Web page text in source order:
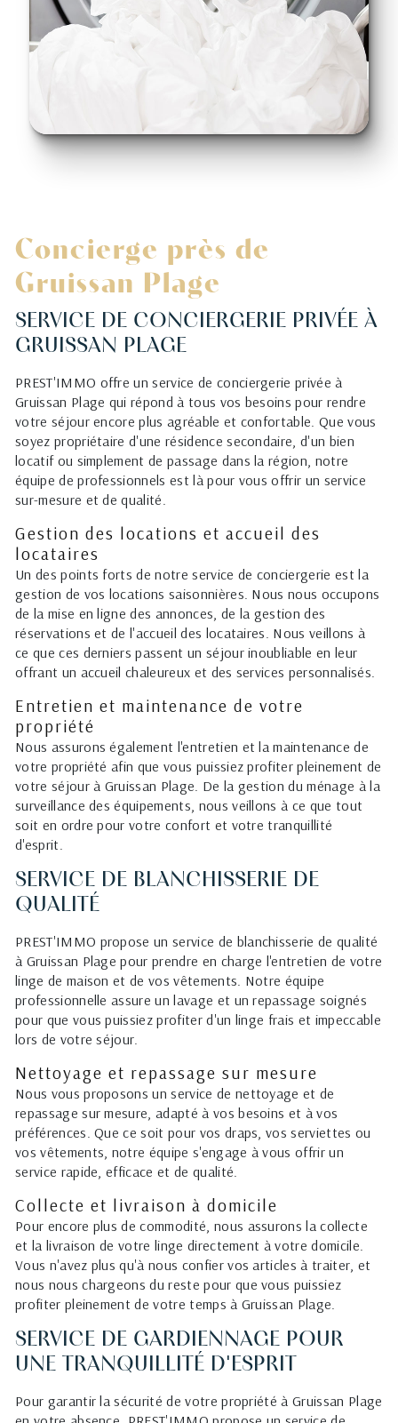
Concierge près de
Gruissan Plage
SERVICE DE CONCIERGERIE PRIVÉE À
GRUISSAN PLAGE
PREST'IMMO offre un service de conciergerie privée à
Gruissan Plage qui répond à tous vos besoins pour rendre
votre séjour encore plus agréable et confortable. Que vous
soyez propriétaire d'une résidence secondaire, d'un bien
locatif ou simplement de passage dans la région, notre
équipe de professionnels est là pour vous offrir un service
sur-mesure et de qualité.
Gestion des locations et accueil des
locataires
Un des points forts de notre service de conciergerie est la
gestion de vos locations saisonnières. Nous nous occupons
de la mise en ligne des annonces, de la gestion des
réservations et de l'accueil des locataires. Nous veillons à
ce que ces derniers passent un séjour inoubliable en leur
offrant un accueil chaleureux et des services personnalisés.
Entretien et maintenance de votre
propriété
Nous assurons également l'entretien et la maintenance de
votre propriété afin que vous puissiez profiter pleinement de
votre séjour à Gruissan Plage. De la gestion du ménage à la
surveillance des équipements, nous veillons à ce que tout
soit en ordre pour votre confort et votre tranquillité
d'esprit.
SERVICE DE BLANCHISSERIE DE
QUALITÉ
PREST'IMMO propose un service de blanchisserie de qualité
à Gruissan Plage pour prendre en charge l'entretien de votre
linge de maison et de vos vêtements. Notre équipe
professionnelle assure un lavage et un repassage soignés
pour que vous puissiez profiter d'un linge frais et impeccable
lors de votre séjour.
Nettoyage et repassage sur mesure
Nous vous proposons un service de nettoyage et de
repassage sur mesure, adapté à vos besoins et à vos
préférences. Que ce soit pour vos draps, vos serviettes ou
vos vêtements, notre équipe s'engage à vous offrir un
service rapide, efficace et de qualité.
Collecte et livraison à domicile
Pour encore plus de commodité, nous assurons la collecte
et la livraison de votre linge directement à votre domicile.
Vous n'avez plus qu'à nous confier vos articles à traiter, et
nous nous chargeons du reste pour que vous puissiez
profiter pleinement de votre temps à Gruissan Plage.
SERVICE DE GARDIENNAGE POUR
UNE TRANQUILLITÉ D'ESPRIT
Pour garantir la sécurité de votre propriété à Gruissan Plage